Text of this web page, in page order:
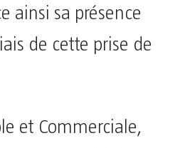
ainsi sa présence
de cette prise de
et Commerciale,